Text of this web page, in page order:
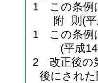
1
この条例
附 則 (
1
この条例
(平成
2
改正後の
後にされ